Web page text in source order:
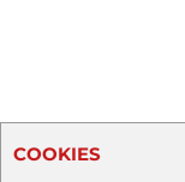
COOKIES